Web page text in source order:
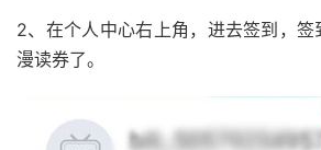
2、在个人中心右上角，进去签到，
漫读券了。